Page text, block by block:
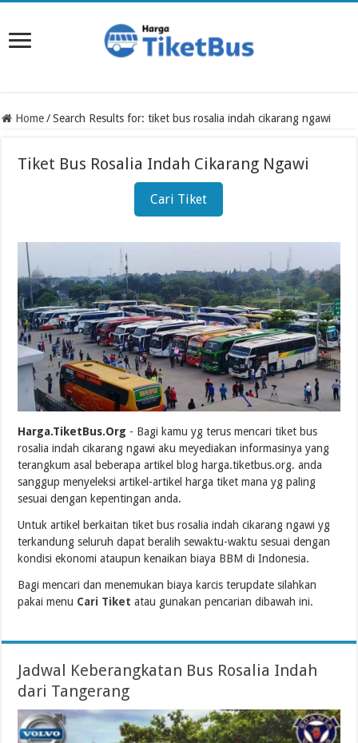
Home / Search Results for: tiket bus rosalia indah cikarang ngawi
Tiket Bus Rosalia Indah Cikarang Ngawi
Cari Tiket
Harga.TiketBus.Org - Bagi kamu yg terus mencari tiket bus
rosalia indah cikarang ngawi aku meyediakan informasinya yang
terangkum asal beberapa artikel blog harga.tiketbus.org. anda
sanggup menyeleksi artikel-artikel harga tiket mana yg paling
sesuai dengan kepentingan anda.
Untuk artikel berkaitan tiket bus rosalia indah cikarang ngawi yg
terkandung seluruh dapat beralih sewaktu-waktu sesuai dengan
kondisi ekonomi ataupun kenaikan biaya BBM di Indonesia.
Bagi mencari dan menemukan biaya karcis terupdate silahkan
pakai menu Cari Tiket atau gunakan pencarian dibawah ini.
Jadwal Keberangkatan Bus Rosalia Indah
dari Tangerang